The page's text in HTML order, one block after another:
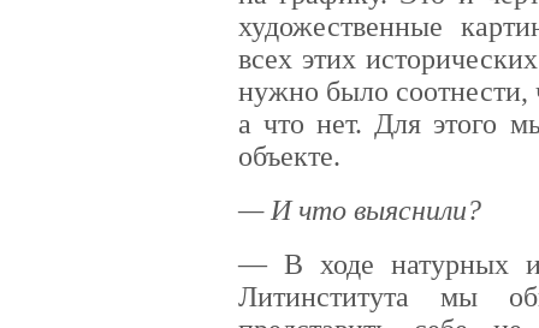
художественные
всех этих
нужно было соотнести,
а что нет. Для этого
объекте.
— И что выяснили?
— В ходе натурных
Литинститута мы